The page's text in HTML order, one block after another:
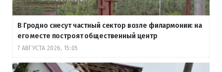
В Гродно снесут частный сектор возле филармонии: на
его месте построят общественный центр
7 АВГУСТА 2026, 15:05